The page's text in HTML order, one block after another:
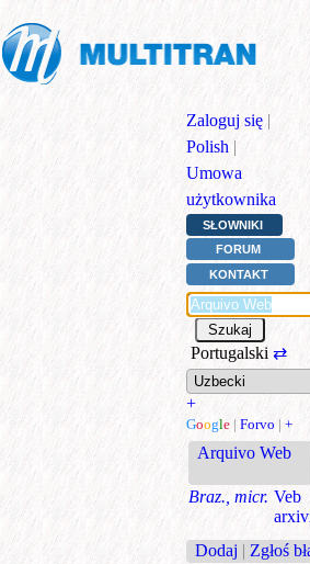
Zaloguj się |
Polish |
Umowa
użytkownika
SŁOWNIKI
FORUM
KONTAKT
Portugalski ⇄
+
Google | Forvo | +
Arquivo Web
Braz., micr. Veb
Dodaj | Zgłoś